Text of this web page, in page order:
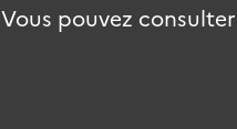
Vous pouvez